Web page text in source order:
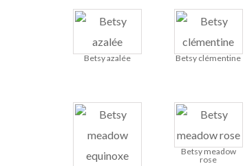
Betsy azalée
Betsy clémentine
Betsy meadow
rose